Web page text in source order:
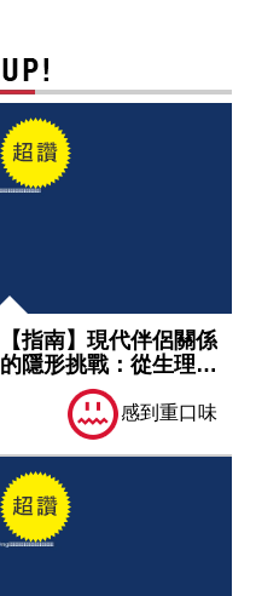
【指南】現代伴侶關係
的隱形挑戰：從生理角
度找回親密...
感到重口味